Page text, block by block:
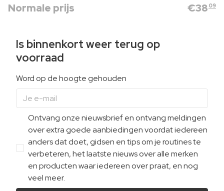
Normale prijs €38 09
Is binnenkort weer terug op
voorraad
Word op de hoogte gehouden
Ontvang onze nieuwsbrief en ontvang meldingen
over extra goede aanbiedingen voordat iedereen
anders dat doet, gidsen en tips om je routines te
verbeteren, het laatste nieuws over alle merken
en producten waar iedereen over praat, en nog
veel meer.